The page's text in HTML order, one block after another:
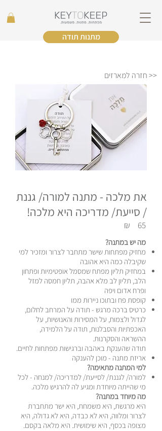
מתנות תודה
<< חזרה למארזים
את מלכה - מתנה למורה/ גננת
/ סייעת/ מדריכה היא מלכה!
65
₪
מה יש במתנה?
מחזיק מפתחות שישר מתחבר לצרור ומזכיר למי
שקיבלה כמה היא אהובה
במחזיק תליון מפתח שמסמל אופטימיות ופתחון
הלב, תליון לב מלא אהבה, תליון חמסה למזל
ופרח אדום ויפה
קופסת פח ובתוכו ניירות ממו
כרטיס ברכה מרגש - תודה על המרחב לחלום,
לגדול ולצמוח, על המסירות והאנושיות, על
האכפתיות והסבלנות, תודה על הלמידה,
ההשראה והסקרנות.
תודה שהענקת באהבה וברגישות מפתחות לחיים.
אריזת מתנה - מוכן להענקה
למי המתנה מתאימה?
למורה/ לגננת/ לסייעת/ למדריכה/ למנחה - לכל
מי שהייתה מיוחדת ומגיע לה להרגיש מלכה.
מה מיוחד במתנה?
היא מרגשת, היא משמחת, היא ישר מתחברת
לצרור ומלווה, היא לא כבדה, היא לא גדולה, היא
מצופה בכסף, היא שימושית. היא מלאה בקסם.